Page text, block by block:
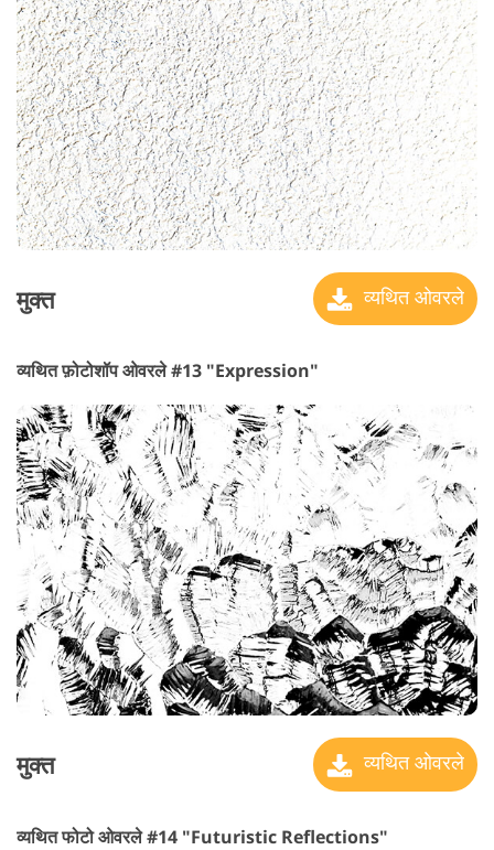
मुक्त व्यथित ओवरले
व्यथित फ़ोटोशॉप ओवरले #13 "Expression"
मुक्त व्यथित ओवरले
व्यथित फोटो ओवरले #14 "Futuristic Reflections"